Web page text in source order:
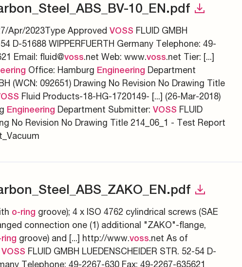
10_EN.pdf
Apr/2023Type Approved VOSS FLUID GMBH
D-51688 WIPPERFUERTH Germany Telephone: 49-
Email: fluid@voss.net Web: www.voss.net Tier: [...]
Office: Hamburg Engineering Department
(WCN: 092651) Drawing No Revision No Drawing Title
Fluid Products-18-HG-1720149- [...] (26-Mar-2018)
Engineering Department Submitter: VOSS FLUID
No Revision No Drawing Title 214_06_1 - Test Report
o-ring groove); 4 x ISO 4762 cylindrical screws (SAE
connection one (1) additional "ZAKO"-flange,
groove) and [...] http://www.voss.net As of
VOSS FLUID GMBH LUEDENSCHEIDER STR. 52-54 D-
Telephone: 49-2267-630 Fax: 49-2267-635621